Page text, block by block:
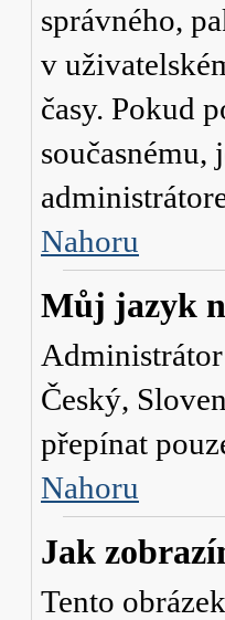
správného,
v
časy. Pokud
současnému,
Nahoru
Můj jazyk
Český,
přepínat
Nahoru
Jak
Tento